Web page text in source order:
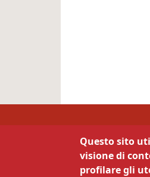
Camera
Contatti
Questo sito
visione di
profilare gli